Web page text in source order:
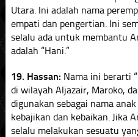
Utara. Ini adalah nama
empati dan pengertian. Ini
selalu ada untuk membantu
adalah “Hani.”
19. Hassan: Nama ini berarti
di wilayah Aljazair, Maroko,
digunakan sebagai nama
kebajikan dan kebaikan. Jika
selalu melakukan sesuatu